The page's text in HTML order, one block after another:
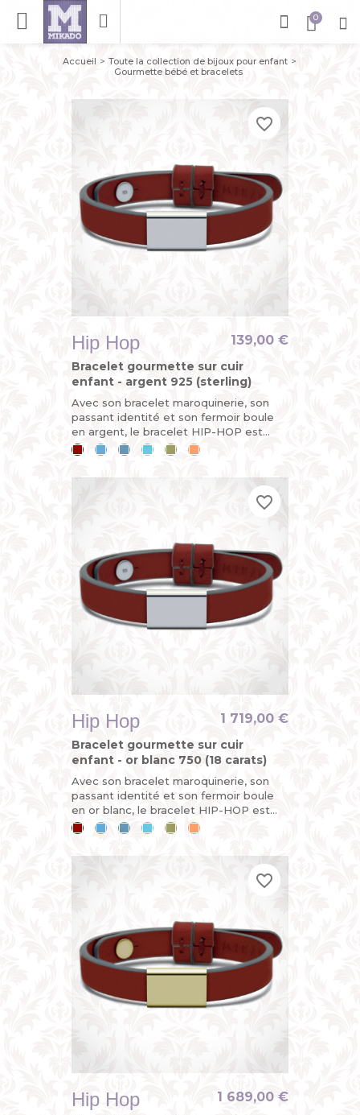
Accueil
Toute la collection de bijoux pour enfant
Gourmette bébé et bracelets
Hip Hop
Bracelet gourmette sur cuir
enfant - argent 925 (sterling)
Avec son bracelet maroquinerie, son
passant identité et son fermoir boule
en argent, le bracelet HIP-HOP est
démontable et évolutif. Pour un cadeau
139,00 €
CeriseBleuBleuBleuKakiMandarine
favorite_border
favorite_border
favorite_border
Hip Hop
Bracelet gourmette sur cuir
enfant - or blanc 750 (18 carats)
Avec son bracelet maroquinerie, son
passant identité et son fermoir boule
en or blanc, le bracelet HIP-HOP est
démontable et évolutif. Pour un cadeau
1 719,00 €
CeriseBleuBleuBleuKakiMandarine
favorite_border
favorite_border
favorite_border
Hip Hop 1 689,00 €
favorite_border
favorite_border
favorite_border